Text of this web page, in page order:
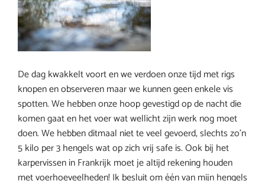
De dag kwakkelt voort en we verdoen onze tijd met rigs
knopen en observeren maar we kunnen geen enkele vis
spotten. We hebben onze hoop gevestigd op de nacht die
komen gaat en het voer wat wellicht zijn werk nog moet
doen. We hebben ditmaal niet te veel gevoerd, slechts zo’n
5 kilo per 3 hengels wat op zich vrij safe is. Ook bij het
karpervissen in Frankrijk moet je altijd rekening houden